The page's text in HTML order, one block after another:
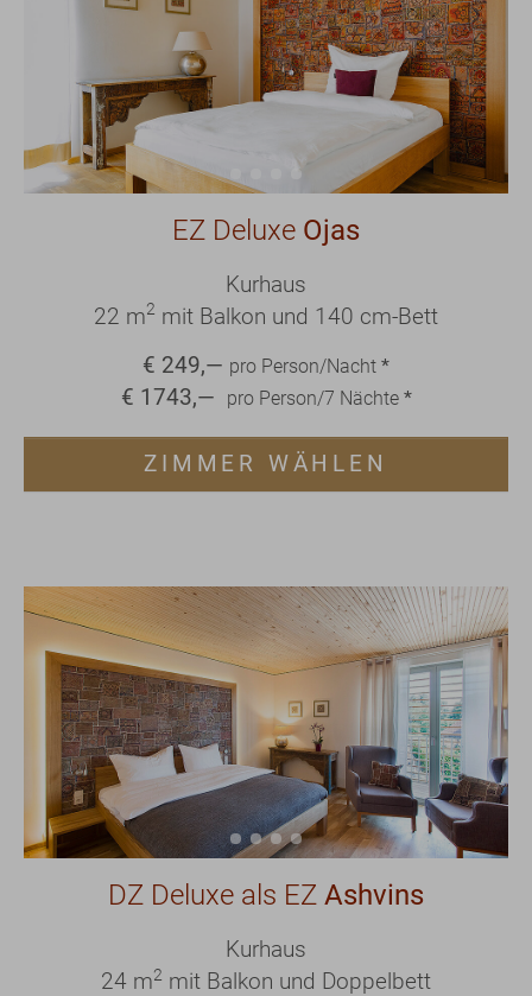
EZ Deluxe Ojas
Kurhaus
22 m2 mit Balkon und 140 cm-Bett
€ 249,— pro Person/Nacht *
€ 1743,— pro Person/7 Nächte *
ZIMMER WÄHLEN
DZ Deluxe als EZ Ashvins
Kurhaus
24 m2 mit Balkon und Doppelbett